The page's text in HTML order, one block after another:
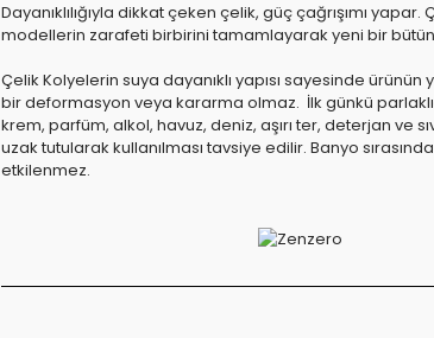
Dayanıklılığıyla dikkat çeken çelik, güç çağrışımı
modellerin zarafeti birbirini tamamlayarak yeni bir
Çelik Kolyelerin suya dayanıklı yapısı sayesinde
bir deformasyon veya kararma olmaz. İlk günkü
krem, parfüm, alkol, havuz, deniz, aşırı ter, deterjan ve
uzak tutularak kullanılması tavsiye edilir. Banyo
etkilenmez.